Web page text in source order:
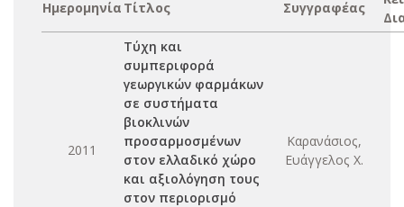
Ημερομηνία Τίτλος Συγγραφέας
2011
Τύχη και
συμπεριφορά
γεωργικών φαρμάκων
σε συστήματα
βιοκλινών
προσαρμοσμένων
στον ελλαδικό χώρο
και αξιολόγηση τους
στον περιορισμό
Καρανάσιος,
Ευάγγελος Χ.